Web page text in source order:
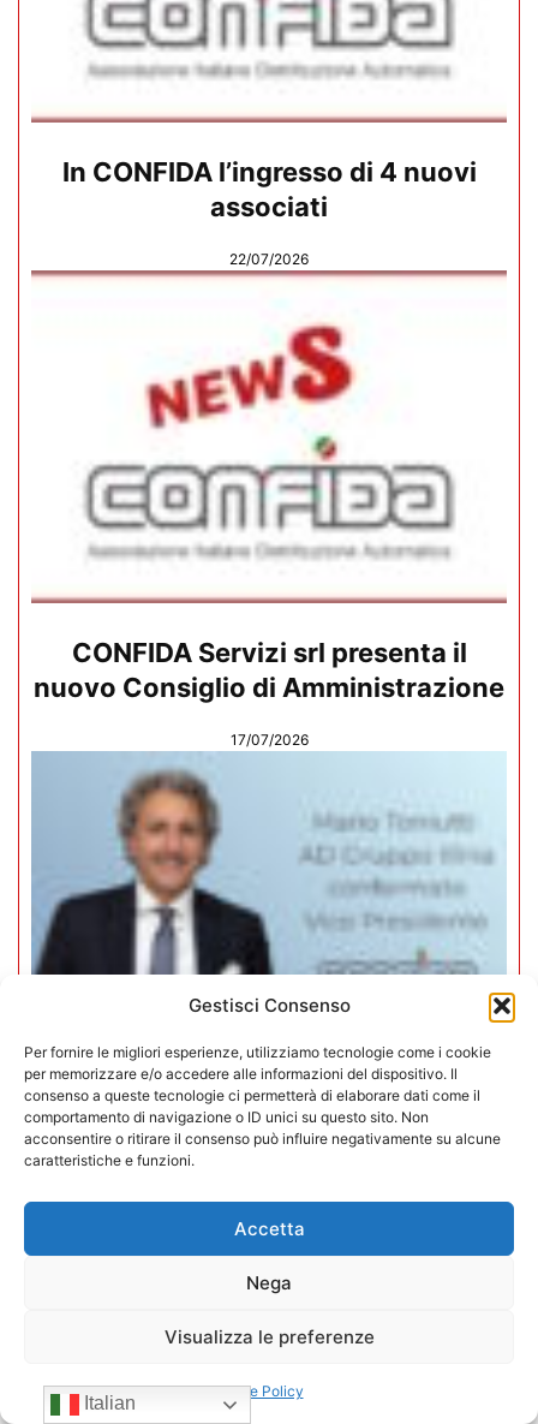
Gestisci Consenso
Per fornire le migliori esperienze, utilizziamo tecnologie come i cookie
per memorizzare e/o accedere alle informazioni del dispositivo. Il
consenso a queste tecnologie ci permetterà di elaborare dati come il
comportamento di navigazione o ID unici su questo sito. Non
acconsentire o ritirare il consenso può influire negativamente su alcune
caratteristiche e funzioni.
Accetta
Nega
Visualizza le preferenze
Cookie Policy
In CONFIDA l’ingresso di 4 nuovi
associati
22/07/2026
CONFIDA Servizi srl presenta il
nuovo Consiglio di Amministrazione
17/07/2026
Mario Toniutti confermato Vice
Presidente di CONFIDA per il
quadriennio 2026-2030
15/07/2026
Italian